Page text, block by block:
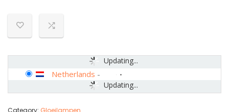
Updating...
Updating...
Netherlands -